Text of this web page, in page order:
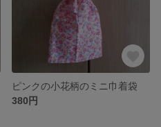
ピンクの小花柄のミニ巾着袋
380円